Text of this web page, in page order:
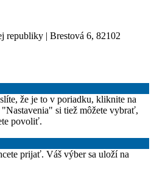
republiky | Brestová 6, 82102
že je to v poriadku, kliknite na
si tiež môžete vybrať,
povoliť.
prijať. Váš výber sa uloží na